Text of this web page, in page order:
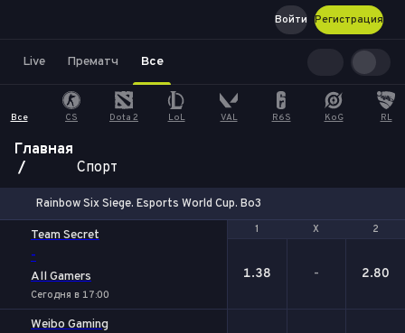
Регистрация
Войти
Live Прематч Все
Все CS Dota 2 LoL VAL R6S KoG RL
Главная
Спорт
Rainbow Six Siege. Esports World Cup. Bo3
1 Х 2
Team Secret
-
All Gamers
Сегодня в 17:00
1 Х 2
1.38 - 2.80
Weibo Gaming